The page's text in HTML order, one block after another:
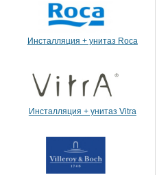
Инсталляция + унитаз Roca
Инсталляция + унитаз Vitra